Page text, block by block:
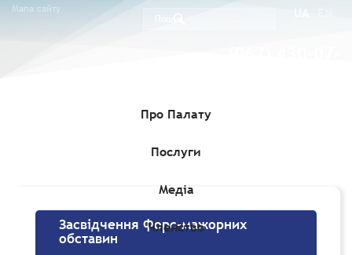
Мапа сайту
Про Палату
Послуги
Медіа
Членство
Захист бізнесу»
Засвідчення форс-мажорних
обставин